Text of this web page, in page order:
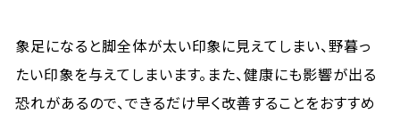
象足になると脚全体が太い印象に見えてしまい、野暮っ
たい印象を与えてしまいます。また、健康にも影響が出る
恐れがあるので、できるだけ早く改善することをおすすめ